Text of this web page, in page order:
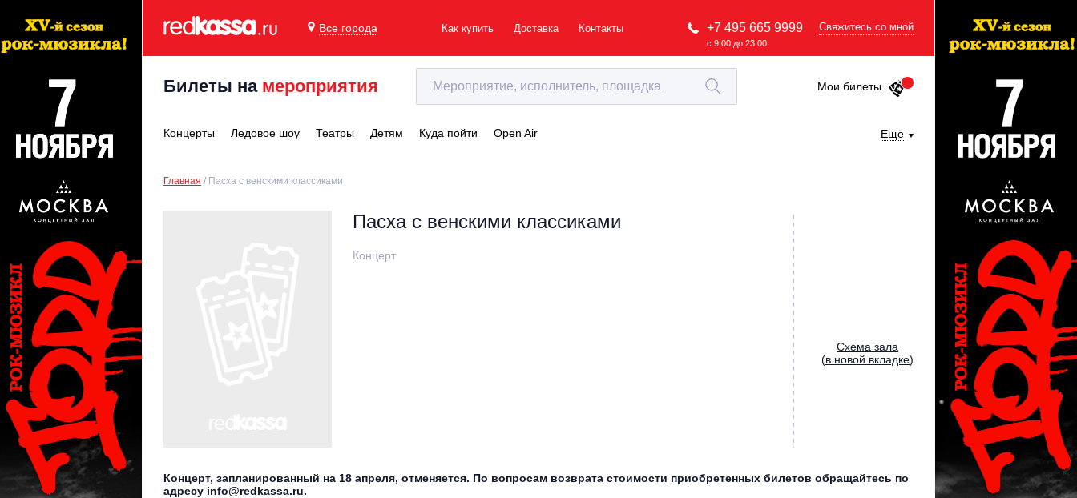
Все города Как купить Доставка Контакты +7 495 665 9999
с 9:00 до 23:00
Свяжитесь со мной
Билеты на мероприятия Мои билеты
Концерты Ледовое шоу Театры Детям Куда пойти Open Air Ещё
Главная Пасха с венскими классиками
Пасха с венскими классиками
Концерт
Cхема зала
(в новой вкладке)
Концерт, запланированный на 18 апреля, отменяется. По вопросам возврата стоимости приобретенных билетов обращайтесь по
адресу info@redkassa.ru.